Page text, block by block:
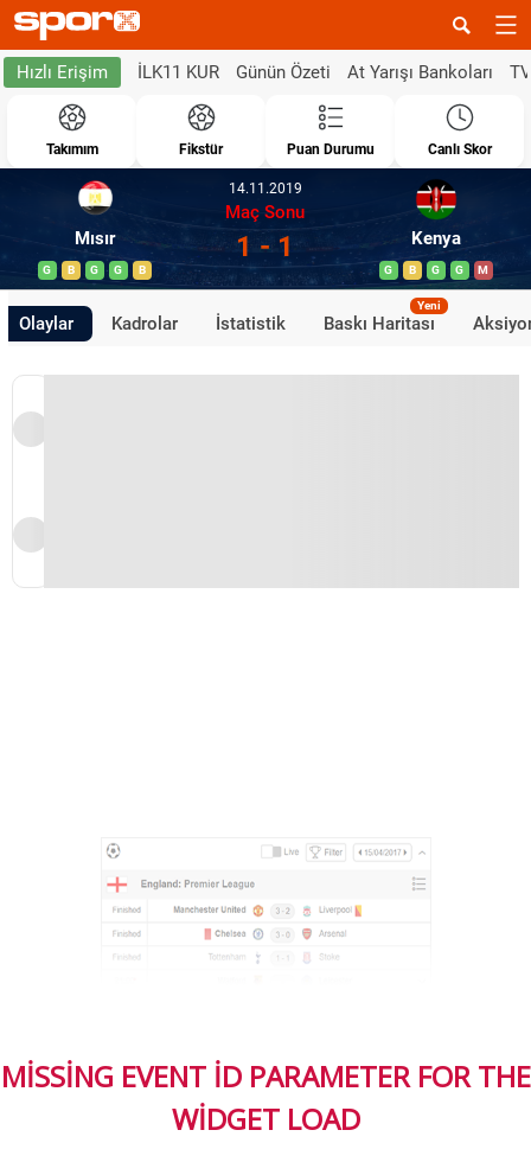
Hızlı Erişim İLK11 KUR Günün Özeti At Yarışı Bankoları
Takımım Fikstür Puan Durumu Canlı Skor
Mısır
G B G G B
14.11.2019
Maç Sonu
1 - 1 Kenya
G B G G M
Olaylar Kadrolar İstatistik Baskı Haritası
Yeni
MISSING EVENT ID PARAMETER FOR THE
WIDGET LOAD